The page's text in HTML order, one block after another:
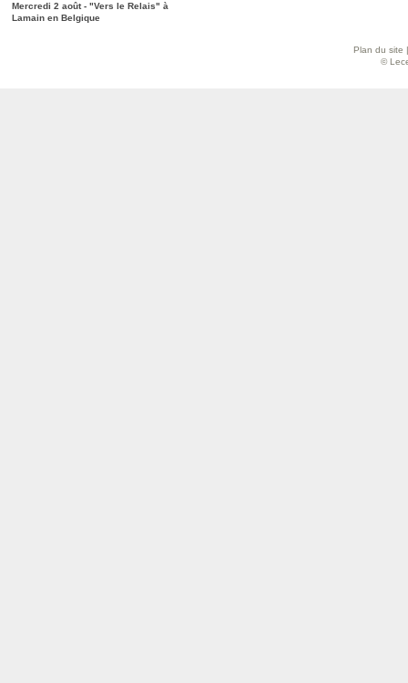
Mercredi 2 août - "Vers le Relais" à
Lamain en Belgique
Plan du site
©